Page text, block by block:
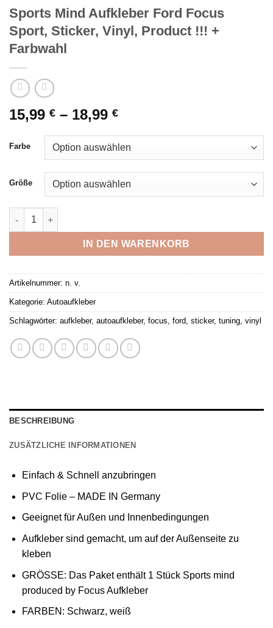
Sports Mind Aufkleber Ford Focus
Sport, Sticker, Vinyl, Product !!! +
Farbwahl
15,99 € – 18,99 €Preisspanne:
bis
18,99 €
Farbe
Größe
Sports Mind Aufkleber Ford Focus Sport, Sticker, Vinyl,
IN DEN WARENKORB
Artikelnummer: n. v.
Kategorie: Autoaufkleber
Schlagwörter: aufkleber, autoaufkleber, focus, ford, sticker, tuning, vinyl
BESCHREIBUNG
ZUSÄTZLICHE INFORMATIONEN
Einfach & Schnell anzubringen
PVC Folie – MADE IN Germany
Geeignet für Außen und Innenbedingungen
Aufkleber sind gemacht, um auf der Außenseite zu
kleben
GRÖSSE: Das Paket enthält 1 Stück Sports mind
produced by Focus Aufkleber
FARBEN: Schwarz, weiß